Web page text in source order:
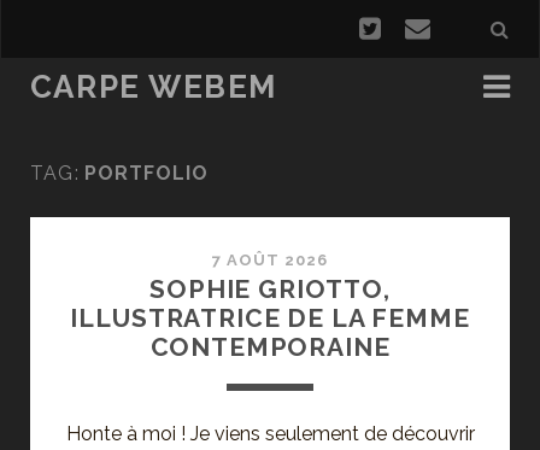
CARPE WEBEM
TAG: PORTFOLIO
7 AOÛT 2026
SOPHIE GRIOTTO,
ILLUSTRATRICE DE LA FEMME
CONTEMPORAINE
Honte à moi ! Je viens seulement de découvrir